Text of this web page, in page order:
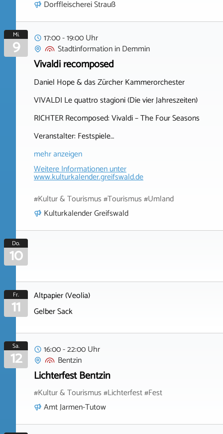
Dorffleischerei Strauß
Mi.
9
17:00 - 19:00 Uhr
StadtinformationinDemmin
Vivaldi recomposed
Daniel Hope & das Zürcher Kammerorchester
VIVALDI Le quattro stagioni (Die vier Jahreszeiten)
RICHTER Recomposed: Vivaldi – The Four Seasons
Veranstalter: Festspiele…
mehr anzeigen
Weitere Informationen unter
www.kulturkalender.greifswald.de
#Kultur & Tourismus #Tourismus #Umland
Kulturkalender Greifswald
Do.
10
Fr.
11
Altpapier (Veolia)
Gelber Sack
Sa.
12
16:00 - 22:00 Uhr
Bentzin
Lichterfest Bentzin
#Kultur & Tourismus #Lichterfest #Fest
Amt Jarmen-Tutow